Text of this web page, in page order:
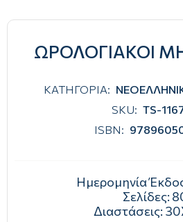
ΩΡΟΛΟΓΙΑΚΟΙ
ΚΑΤΗΓΟΡΙΑ:
SKU: TS-
ISBN:
Ημερομηνία
Σελίδες:
Διαστάσεις: